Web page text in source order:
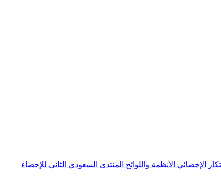
الإحصائي الأنظمة واللوائح المنتدى السعودي الثاني للإحصاء